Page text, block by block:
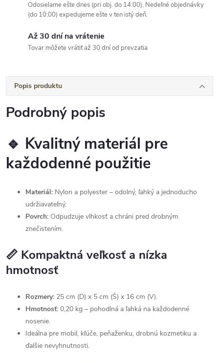
Odosielame ešte dnes (pri obj. do 14:00). Nedeľné objednávky
(do 10:00) expedujeme ešte v ten istý deň.
Až 30 dní na vrátenie
Tovar môžete vrátiť až 30 dní od prevzatia
Popis produktu
Podrobný popis
🔹 Kvalitný materiál pre
každodenné použitie
Materiál: Nylon a polyester – odolný, ľahký a jednoducho
udržiavateľný.
Povrch: Odpudzuje vlhkosť a chráni pred drobným
znečistením.
📏 Kompaktná veľkosť a nízka
hmotnosť
Rozmery: 25 cm (D) x 5 cm (Š) x 16 cm (V).
Hmotnosť: 0,20 kg – pohodlná a ľahká na každodenné
nosenie.
Ideálna pre mobil, kľúče, peňaženku, drobnú kozmetiku a
ďalšie nevyhnutnosti.